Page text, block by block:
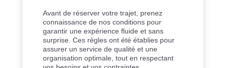
Avant de réserver votre trajet, prenez
connaissance de nos conditions pour
garantir une expérience fluide et sans
surprise. Ces règles ont été établies pour
assurer un service de qualité et une
organisation optimale, tout en respectant